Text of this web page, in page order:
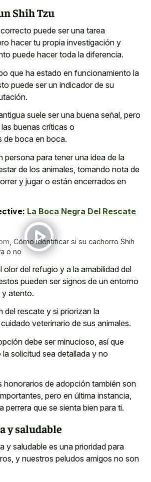
Shih Tzu
puede ser una tarea
hacer tu propia investigación y
puede hacer toda la diferencia.
que ha estado en funcionamiento la
puede ser un indicador de su
suele ser una buena señal, pero
buenas críticas o
de boca en boca.
persona para tener una idea de la
de los animales, tomando nota de
y jugar o están encerrados en
La Boca Negra Del Rescate
Cómo identificar si su cachorro Shih
o no
olor del refugio y a la amabilidad del
pueden ser signos de un entorno
y atento.
del rescate y si priorizan la
veterinario de sus animales.
debe ser minucioso, así que
la solicitud sea detallada y no
honorarios de adopción también son
pero en última instancia,
perrera que se sienta bien para ti.
y saludable
y saludable es una prioridad para
y nuestros peludos amigos no son